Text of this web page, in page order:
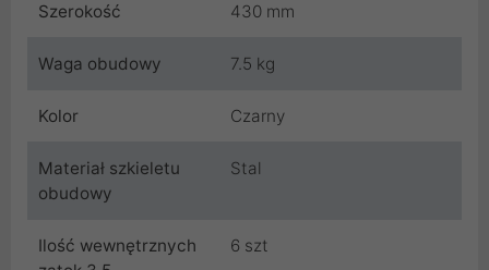
Szerokość 430 mm
Waga obudowy 7.5 kg
Kolor Czarny
Materiał szkieletu
obudowy
Stal
Ilość wewnętrznych
6 szt